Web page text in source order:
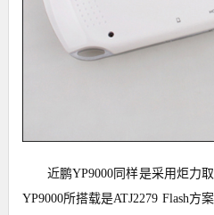
近鹏YP9000同样是采用炬力取
YP9000所搭载是ATJ2279 Flash方